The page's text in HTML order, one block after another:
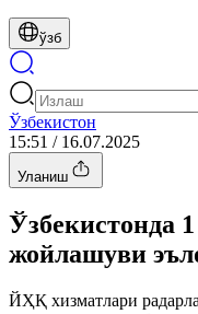
ўзб
Ўзбекистон
15:51 / 16.07.2025
Уланиш
Ўзбекистонда
жойлашуви
ЙҲҚ хизматлари